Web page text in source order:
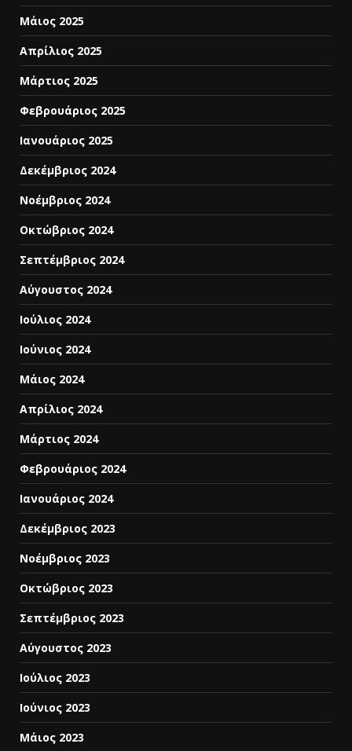
Μάιος 2025
Απρίλιος 2025
Μάρτιος 2025
Φεβρουάριος 2025
Ιανουάριος 2025
Δεκέμβριος 2024
Νοέμβριος 2024
Οκτώβριος 2024
Σεπτέμβριος 2024
Αύγουστος 2024
Ιούλιος 2024
Ιούνιος 2024
Μάιος 2024
Απρίλιος 2024
Μάρτιος 2024
Φεβρουάριος 2024
Ιανουάριος 2024
Δεκέμβριος 2023
Νοέμβριος 2023
Οκτώβριος 2023
Σεπτέμβριος 2023
Αύγουστος 2023
Ιούλιος 2023
Ιούνιος 2023
Μάιος 2023